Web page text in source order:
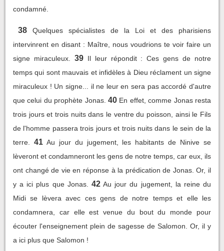
condamné.
38
Quelques spécialistes de la Loi et des pharisiens
intervinrent en disant : Maître, nous voudrions te voir faire un
signe miraculeux.
39 Il leur répondit : Ces gens de notre
temps qui sont mauvais et infidèles à Dieu réclament un signe
miraculeux ! Un signe... il ne leur en sera pas accordé d'autre
que celui du prophète Jonas. 40 En effet, comme Jonas resta
trois jours et trois nuits dans le ventre du poisson, ainsi le Fils
de l'homme passera trois jours et trois nuits dans le sein de la
terre.
41 Au jour du jugement, les habitants de Ninive se
lèveront et condamneront les gens de notre temps, car eux, ils
ont changé de vie en réponse à la prédication de Jonas. Or, il
y a ici plus que Jonas.
42 Au jour du jugement, la reine du
Midi se lèvera avec ces gens de notre temps et elle les
condamnera, car elle est venue du bout du monde pour
écouter l'enseignement plein de sagesse de Salomon. Or, il y
a ici plus que Salomon !